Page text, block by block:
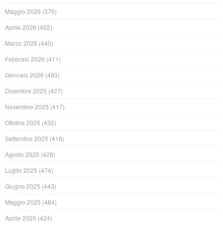
Maggio 2026 (376)
Aprile 2026 (402)
Marzo 2026 (440)
Febbraio 2026 (411)
Gennaio 2026 (483)
Dicembre 2025 (427)
Novembre 2025 (417)
Ottobre 2025 (432)
Settembre 2025 (416)
Agosto 2025 (428)
Luglio 2025 (474)
Giugno 2025 (443)
Maggio 2025 (484)
Aprile 2025 (424)